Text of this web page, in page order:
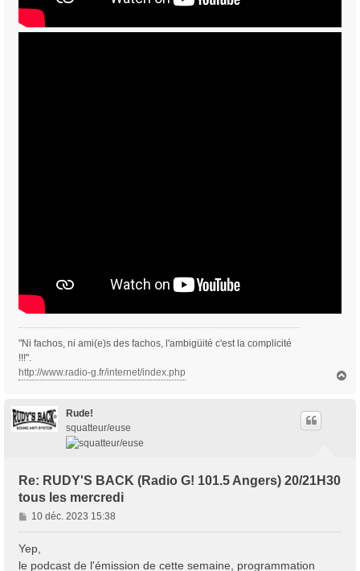
"Ni fachos, ni ami(e)s des fachos, l'ambigüité c'est la complicité
!!!".
http://www.radio-g.fr/internet/index.php
Rude!
squatteur/euse
Re: RUDY'S BACK (Radio G! 101.5 Angers) 20/21H30
tous les mercredi
M
e
s
10 déc. 2023 15:38
Yep,
le podcast de l'émission de cette semaine, programmation